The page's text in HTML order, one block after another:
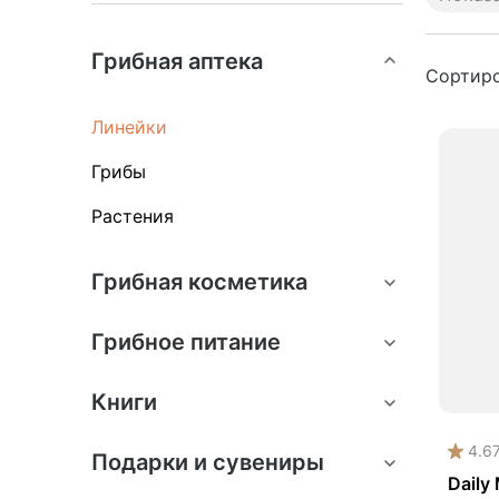
Anti
4.67
Daily
Грибная аптека
Линейки
Грибы
Растения
Грибная косметика
Грибное питание
Книги
Подарки и сувениры